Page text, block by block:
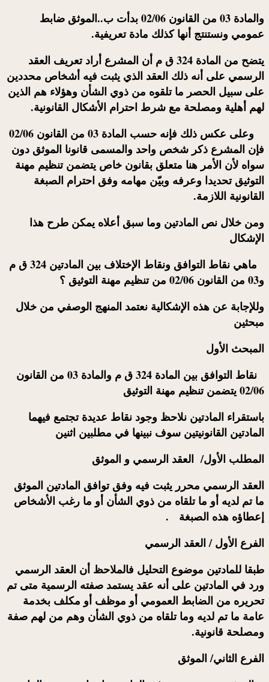
والمادة 03 من القانون 02/06 بدأت ب..
الموثق ضابط
عمومي ونستنتج أنها كذلك مادة تعريفية.
يتضح من المادة 324 ق م أن المشرع أراد تعريف
العقد
الرسمي على أنه ذلك العقد الذي يثبت فيه أشخاص محددين
على سبيل الحصر ما تلقوه من ذوي الشأن وهؤلاء هم الذين
لهم أهلية ومصلحة مع شرط احترام الأشكال القانونية.
فإن المشرع ذكر شخص واحد والمسمى قانونا الموثق دون
سواه لأن الأمر هنا متعلق بقانون خاص يتضمن تنظيم مهنة
التوثيق تحديدا وعرفه وبيّن مهامه وفق احترام الصبغة
القانونية اللازمة.
ومن خلال نص المادتين وما سبق أعلاه يمكن طرح هذا
الإشكال
ماهي نقاط التوافق ونقاط الإختلاف بين المادتين 324 ق م
و03 من القانون 02/06 من تنظيم مهنة التوثيق ؟
وللإجابة عن هذه الإشكالية نعتمد المنهج الوصفي من خلال
مبحثين
المبحث الأول
نقاط التوافق بين المادة 324 ق م والمادة 03 من القانون
02/06 يتضمن تنظيم مهنة التوثيق
باستقراء المادتين نلاحظ وجود نقاط عديدة تجتمع فيهما
المادتين القانونيتين سوف نبينها في مطلبين اثنين
المطلب الأول/ العقد الرسمي و الموثق
العقد الرسمي محرر يثبت فيه وفق توافق المادتين الموثق
ما تم لديه أو ما تلقاه من ذوي الشأن أو ما رغب الأشخاص
إعطاؤه هذه الصبغة .
الفرع الأول / العقد الرسمي
طبقا للمادتين موضوع التحليل فالملاحظ أن العقد الرسمي
ورد في المادتين على أنه عقد يستمد صفته الرسمية متى تم
تحريره من الضابط العمومي أو موظف أو مكلف بخدمة
عامة ما تم لديه وما تلقاه من ذوي الشأن وهم من لهم صفة
ومصلحة قانونية.
الفرع الثاني/ الموثق